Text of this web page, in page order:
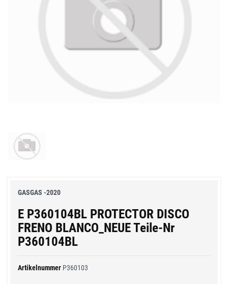
GASGAS -2020
E P360104BL PROTECTOR DISCO
FRENO BLANCO_NEUE Teile-Nr
P360104BL
Artikelnummer P360103